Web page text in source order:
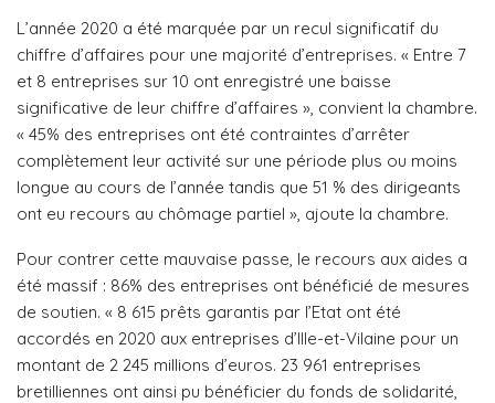
L’année 2020 a été marquée par un recul significatif du
chiffre d’affaires pour une majorité d’entreprises. « Entre 7
et 8 entreprises sur 10 ont enregistré une baisse
significative de leur chiffre d’affaires », convient la chambre.
« 45% des entreprises ont été contraintes d’arrêter
complètement leur activité sur une période plus ou moins
longue au cours de l’année tandis que 51 % des dirigeants
ont eu recours au chômage partiel », ajoute la chambre.
Pour contrer cette mauvaise passe, le recours aux aides a
été massif : 86% des entreprises ont bénéficié de mesures
de soutien. « 8 615 prêts garantis par l’Etat ont été
accordés en 2020 aux entreprises d’Ille-et-Vilaine pour un
montant de 2 245 millions d’euros. 23 961 entreprises
bretilliennes ont ainsi pu bénéficier du fonds de solidarité,